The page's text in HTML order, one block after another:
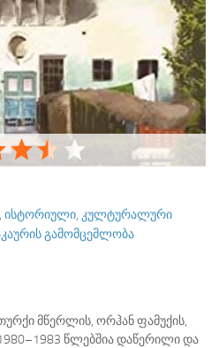
, ისტორიული, კულტურალური
გამომცემლობა
მწერლის, ორჰან ფამუქის,
წლებშია დაწერილი და